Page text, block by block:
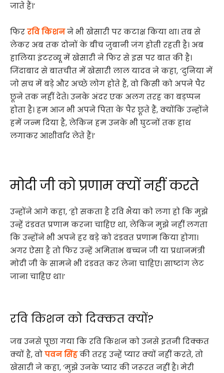
जाते हैं।’
फिररवि किशनने भी खेसारी पर कटाक्ष किया था। तब से
लेकर अब तक दोनों के बीच जुबानी जंग होती रहती है। अब
हालिया इंटरव्यू में खेसारी ने फिर से इस पर बात की है।
जिंदाबाद से बातचीत में खेसारी लाल यादव ने कहा, ‘दुनिया में
जो सच में बड़े और अच्छे लोग होते हैं, वो किसी को अपने पैर
छूने तक नहीं देते। उनके अंदर एक अलग तरह का बड़प्पन
होता है। हम आज भी अपने पिता के पैर छूते हैं, क्योंकि उन्होंने
हमें जन्म दिया है, लेकिन हम उनके भी घुटनों तक हाथ
लगाकर आशीर्वाद लेते हैं।’
मोदी जी को प्रणाम क्यों नहीं करते
उन्होंने आगे कहा, ‘हो सकता है रवि भैया को लगा हो कि मुझे
उन्हें दंडवत प्रणाम करना चाहिए था, लेकिन मुझे नहीं लगता
कि उन्होंने भी अपने हर बड़े को दंडवत प्रणाम किया होगा।
अगर ऐसा है तो फिर उन्हें अमिताभ बच्चन जी या प्रधानमंत्री
मोदी जी के सामने भी दंडवत कर लेना चाहिए। साष्टांग लेट
जाना चाहिए था।’
रवि किशन को दिक्कत क्यों?
जब उनसे पूछा गया कि रवि किशन को उनसे इतनी दिक्कत
क्यों है, वोपवन सिंहकी तरह उन्हें प्यार क्यों नहीं करते, तो
खेसारी ने कहा, ‘मुझे उनके प्यार की जरूरत नहीं है। मेरी